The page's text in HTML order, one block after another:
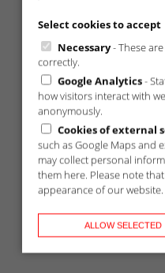
Select cookies to accept
Necessary- These
correctly.
Google Analytics-
how visitors interact with
anonymously.
Cookies of external
such as Google Maps and
may collect personal
them here. Please note
appearance of our website.
ALLOW SELECTED